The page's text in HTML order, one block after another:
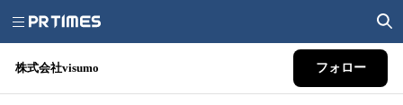
株式会社visumo フォロー